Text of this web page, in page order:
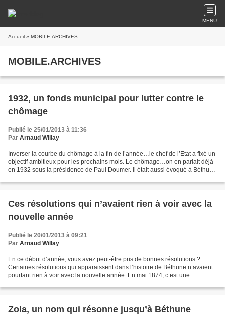
MENU
Accueil » MOBILE.ARCHIVES
MOBILE.ARCHIVES
1932, un fonds municipal pour lutter contre le
chômage
Publié le 25/01/2013 à 11:36
Par Arnaud Willay
Inverser la courbe du chômage à la fin de l’année…le chef de l’Etat a fixé un
objectif ambitieux pour les prochains mois. Le chômage…on en parlait déjà
en 1932 sous la présidence de Paul Doumer. Il était aussi évoqué à Béthune
Ces résolutions qui n’avaient rien à voir avec la
nouvelle année
Publié le 20/01/2013 à 09:21
Par Arnaud Willay
En ce début d’année, vous avez peut-être pris de bonnes résolutions ?
Certaines résolutions qui apparaissent dans l’histoire de Béthune n’avaient
pourtant rien à voir avec la nouvelle année. En mai 1874, c’est une
Zola, un nom qui résonne jusqu’à Béthune